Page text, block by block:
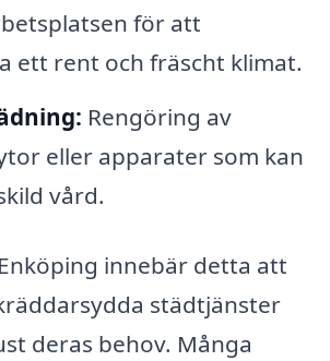
för att
ett rent och fräscht klimat.
Rengöring av
eller apparater som kan
vård.
innebär detta att
städtjänster
deras behov. Många